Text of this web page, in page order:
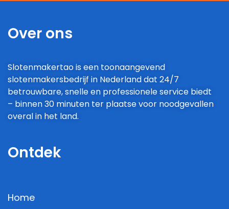
Over ons
Slotenmakertao is een toonaangevend
slotenmakersbedrijf in Nederland dat 24/7
betrouwbare, snelle en professionele service biedt
– binnen 30 minuten ter plaatse voor noodgevallen
overal in het land.
Ontdek
Home